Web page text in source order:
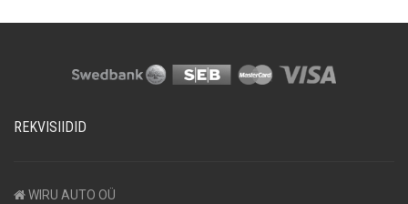
REKVISIIDID
WIRU AUTO OÜ